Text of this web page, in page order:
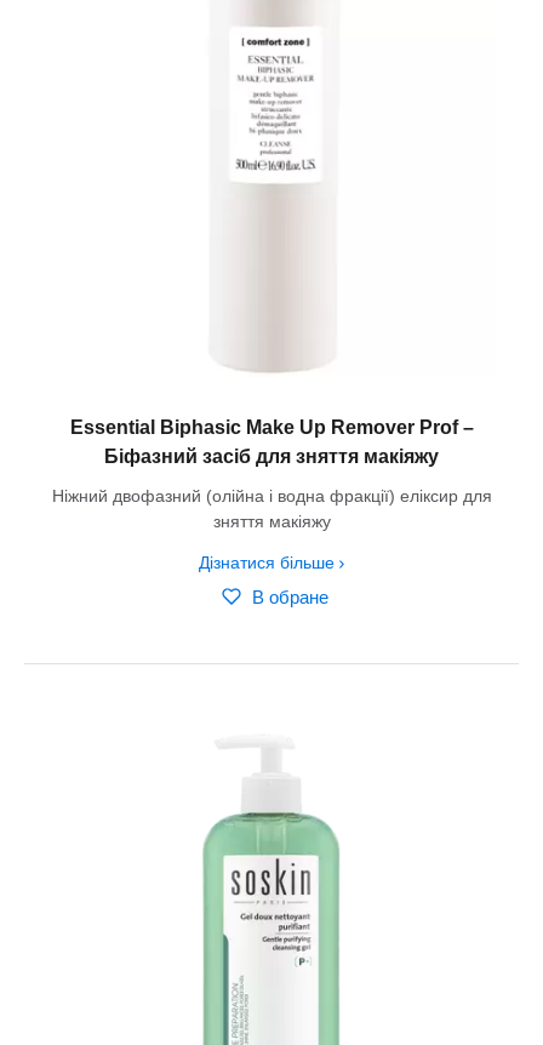
Essential Biphasic Make Up Remover Prof –
Біфазний засіб для зняття макіяжу
Ніжний двофазний (олійна і водна фракції) еліксир для
зняття макіяжу
Дізнатися більше
В обране